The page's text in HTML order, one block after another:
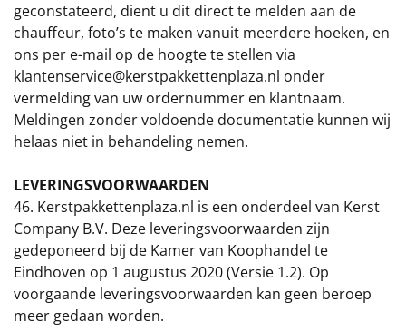
geconstateerd, dient u dit direct te melden aan de
chauffeur, foto’s te maken vanuit meerdere hoeken, en
ons per e-mail op de hoogte te stellen via
klantenservice@kerstpakkettenplaza.nl onder
vermelding van uw ordernummer en klantnaam.
Meldingen zonder voldoende documentatie kunnen wij
helaas niet in behandeling nemen.
LEVERINGSVOORWAARDEN
46. Kerstpakkettenplaza.nl is een onderdeel van Kerst
Company B.V. Deze leveringsvoorwaarden zijn
gedeponeerd bij de Kamer van Koophandel te
Eindhoven op 1 augustus 2020 (Versie 1.2). Op
voorgaande leveringsvoorwaarden kan geen beroep
meer gedaan worden.